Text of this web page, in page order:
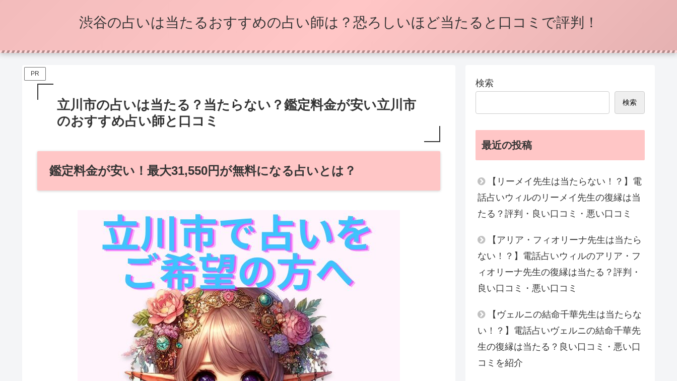
渋谷の占いは当たるおすすめの占い師は？恐ろしいほど当たると口コミで評判！
PR
立川市の占いは当たる？当たらない？鑑定料金が安い立川市
のおすすめ占い師と口コミ
鑑定料金が安い！最大31,550円が無料になる占いとは？
検索
検索
最近の投稿
【リーメイ先生は当たらない！？】電
話占いウィルのリーメイ先生の復縁は当
たる？評判・良い口コミ・悪い口コミ
【アリア・フィオリーナ先生は当たら
ない！？】電話占いウィルのアリア・フ
ィオリーナ先生の復縁は当たる？評判・
良い口コミ・悪い口コミ
【ヴェルニの結命千華先生は当たらな
い！？】電話占いヴェルニの結命千華先
生の復縁は当たる？良い口コミ・悪い口
コミを紹介